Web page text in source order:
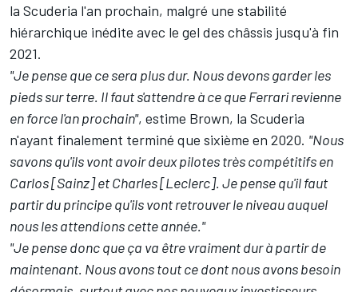
la Scuderia l'an prochain, malgré une stabilité
hiérarchique inédite avec le gel des châssis jusqu'à fin
2021.
"Je pense que ce sera plus dur. Nous devons garder les
pieds sur terre. Il faut s'attendre à ce que Ferrari revienne
en force l'an prochain", estime Brown, la Scuderia
n'ayant finalement terminé que sixième en 2020. "Nous
savons qu'ils vont avoir deux pilotes très compétitifs en
Carlos [Sainz] et Charles [Leclerc]. Je pense qu'il faut
partir du principe qu'ils vont retrouver le niveau auquel
nous les attendions cette année."
"Je pense donc que ça va être vraiment dur à partir de
maintenant. Nous avons tout ce dont nous avons besoin